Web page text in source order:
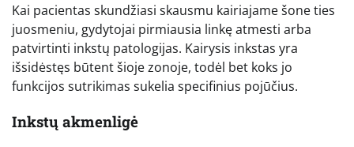
Kai pacientas skundžiasi skausmu kairiajame šone ties
juosmeniu, gydytojai pirmiausia linkę atmesti arba
patvirtinti inkstų patologijas. Kairysis inkstas yra
išsidėstęs būtent šioje zonoje, todėl bet koks jo
funkcijos sutrikimas sukelia specifinius pojūčius.
Inkstų akmenligė